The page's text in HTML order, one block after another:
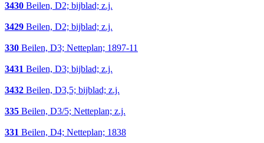
3430 Beilen, D2; bijblad; z.j.
3429 Beilen, D2; bijblad; z.j.
330 Beilen, D3; Netteplan; 1897-11
3431 Beilen, D3; bijblad; z.j.
3432 Beilen, D3,5; bijblad; z.j.
335 Beilen, D3/5; Netteplan; z.j.
331 Beilen, D4; Netteplan; 1838